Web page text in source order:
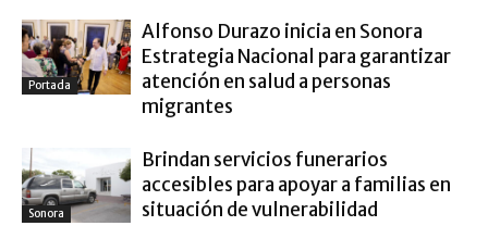
Portada
Alfonso Durazo inicia en Sonora
Estrategia Nacional para garantizar
atención en salud a personas
migrantes
Sonora
Brindan servicios funerarios
accesibles para apoyar a familias en
situación de vulnerabilidad